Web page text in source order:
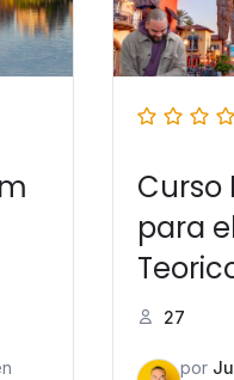
Curso
para
27
por